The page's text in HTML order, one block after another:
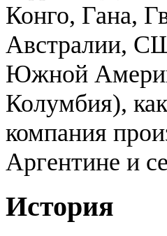
Конго, Гана,
Австралии,
Южной
Колумбия),
компания
Аргентине и
История